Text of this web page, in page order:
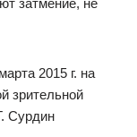
затмение, не